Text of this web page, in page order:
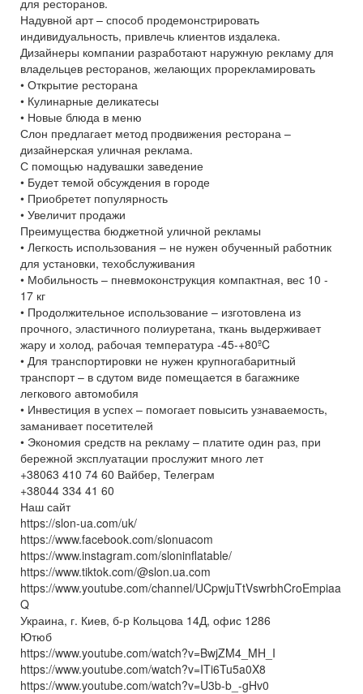
для ресторанов.
Надувной арт – способ продемонстрировать
индивидуальность, привлечь клиентов издалека.
Дизайнеры компании разработают наружную рекламу для
владельцев ресторанов, желающих прорекламировать
• Открытие ресторана
• Кулинарные деликатесы
• Новые блюда в меню
Слон предлагает метод продвижения ресторана –
дизайнерская уличная реклама.
С помощью надувашки заведение
• Будет темой обсуждения в городе
• Приобретет популярность
• Увеличит продажи
Преимущества бюджетной уличной рекламы
• Легкость использования – не нужен обученный работник
для установки, техобслуживания
• Мобильность – пневмоконструкция компактная, вес 10 -
17 кг
• Продолжительное использование – изготовлена из
прочного, эластичного полиуретана, ткань выдерживает
жару и холод, рабочая температура -45-+80ºC
• Для транспортировки не нужен крупногабаритный
транспорт – в сдутом виде помещается в багажнике
легкового автомобиля
• Инвестиция в успех – помогает повысить узнаваемость,
заманивает посетителей
• Экономия средств на рекламу – платите один раз, при
бережной эксплуатации прослужит много лет
+38063 410 74 60 Вайбер, Телеграм
+38044 334 41 60
Наш сайт
https://slon-ua.com/uk/
https://www.facebook.com/slonuacom
https://www.instagram.com/sloninflatable/
https://www.tiktok.com/@slon.ua.com
https://www.youtube.com/channel/UCpwjuTtVswrbhCroEmpiaa
Q
Украина, г. Киев, б-р Кольцова 14Д, офис 1286
Ютюб
https://www.youtube.com/watch?v=BwjZM4_MH_I
https://www.youtube.com/watch?v=ITi6Tu5a0X8
https://www.youtube.com/watch?v=U3b-b_-gHv0